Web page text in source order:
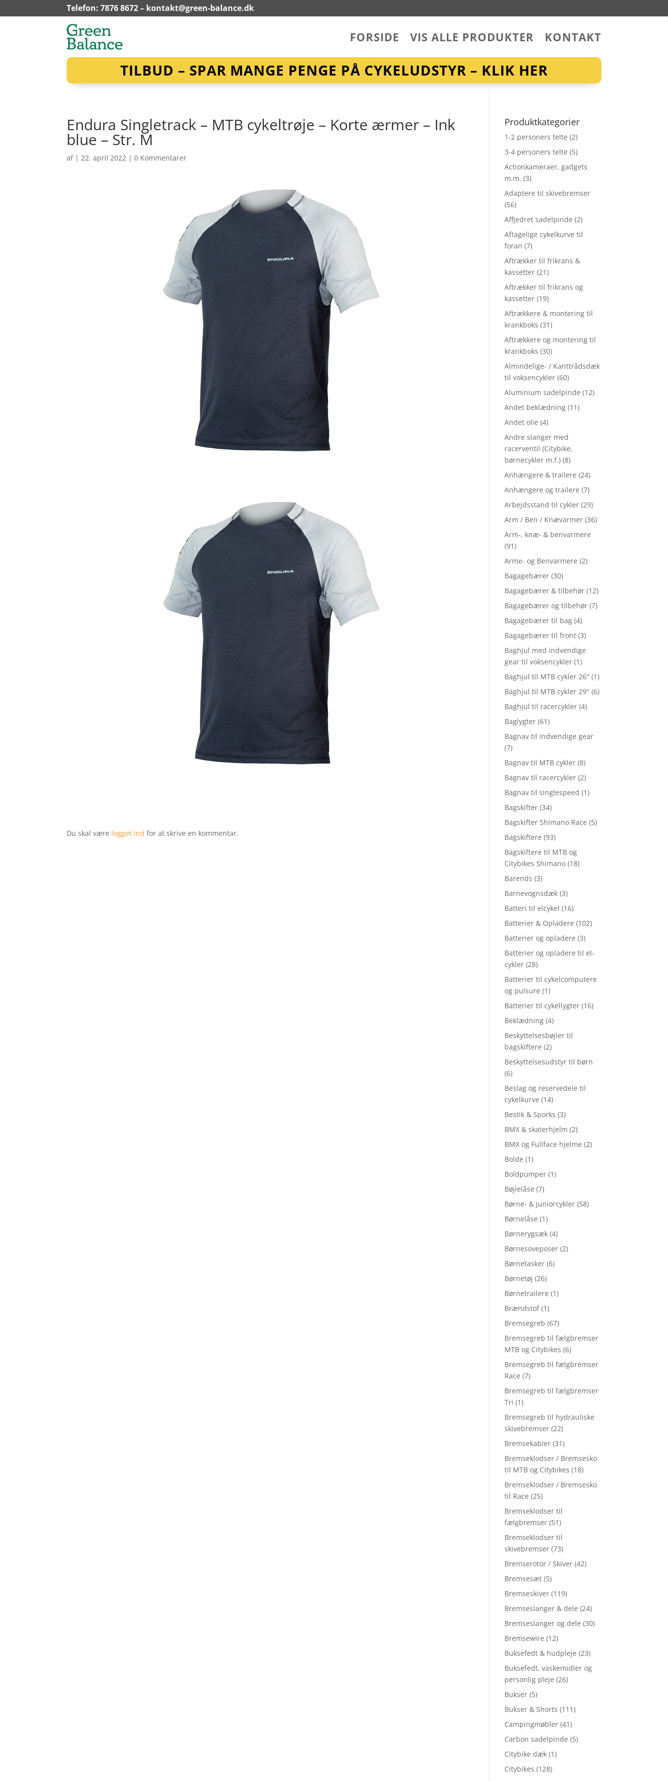
Telefon: 7876 8672 – kontakt@green-balance.dk
FORSIDE VIS ALLE PRODUKTER KONTAKT
TILBUD – SPAR MANGE PENGE PÅ CYKELUDSTYR – KLIK HER
Endura Singletrack – MTB cykeltrøje – Korte ærmer – Ink
blue – Str. M
af | 22. april 2022 |0 Kommentarer
Du skal være logget ind for at skrive en kommentar.
Produktkategorier
1-2 personers telte (2)
3-4 personers telte (5)
Actionkameraer, gadgets
m.m. (3)
Adaptere til skivebremser
(56)
Affjedret sadelpinde (2)
Aftagelige cykelkurve til
foran (7)
Aftrækker til frikrans &
kassetter (21)
Aftrækker til frikrans og
kassetter (19)
Aftrækkere & montering til
krankboks (31)
Aftrækkere og montering til
krankboks (30)
Almindelige- / Kanttrådsdæk
til voksencykler (60)
Aluminium sadelpinde (12)
Andet beklædning (11)
Andet olie (4)
Andre slanger med
racerventil (Citybike,
børnecykler m.f.) (8)
Anhængere & trailere (24)
Anhængere og trailere (7)
Arbejdsstand til cykler (29)
Arm / Ben / Knævarmer (36)
Arm-, knæ- & benvarmere
(91)
Arme- og Benvarmere (2)
Bagagebærer (30)
Bagagebærer & tilbehør (12)
Bagagebærer og tilbehør (7)
Bagagebærer til bag (4)
Bagagebærer til front (3)
Baghjul med indvendige
gear til voksencykler (1)
Baghjul til MTB cykler 26" (1)
Baghjul til MTB cykler 29" (6)
Baghjul til racercykler (4)
Baglygter (61)
Bagnav til indvendige gear
(7)
Bagnav til MTB cykler (8)
Bagnav til racercykler (2)
Bagnav til singlespeed (1)
Bagskifter (34)
Bagskifter Shimano Race (5)
Bagskiftere (93)
Bagskiftere til MTB og
Citybikes Shimano (18)
Barends (3)
Barnevognsdæk (3)
Batteri til elcykel (16)
Batterier & Opladere (102)
Batterier og opladere (3)
Batterier og opladere til el-
cykler (28)
Batterier til cykelcomputere
og pulsure (1)
Batterier til cykellygter (16)
Beklædning (4)
Beskyttelsesbøjler til
bagskiftere (2)
Beskyttelsesudstyr til børn
(6)
Beslag og reservedele til
cykelkurve (14)
Bestik & Sporks (3)
BMX & skaterhjelm (2)
BMX og Fullface hjelme (2)
Bolde (1)
Boldpumper (1)
Bøjlelåse (7)
Børne- & juniorcykler (58)
Børnelåse (1)
Børnerygsæk (4)
Børnesoveposer (2)
Børnetasker (6)
Børnetøj (26)
Børnetrailere (1)
Brændstof (1)
Bremsegreb (67)
Bremsegreb til fælgbremser
MTB og Citybikes (6)
Bremsegreb til fælgbremser
Race (7)
Bremsegreb til fælgbremser
Tri (1)
Bremsegreb til hydrauliske
skivebremser (22)
Bremsekabler (31)
Bremseklodser / Bremsesko
til MTB og Citybikes (18)
Bremseklodser / Bremsesko
til Race (25)
Bremseklodser til
fælgbremser (51)
Bremseklodser til
skivebremser (73)
Bremserotor / Skiver (42)
Bremsesæt (5)
Bremseskiver (119)
Bremseslanger & dele (24)
Bremseslanger og dele (30)
Bremsewire (12)
Buksefedt & hudpleje (23)
Buksefedt, vaskemidler og
personlig pleje (26)
Bukser (5)
Bukser & Shorts (111)
Campingmøbler (41)
Carbon sadelpinde (5)
Citybike dæk (1)
Citybikes (128)